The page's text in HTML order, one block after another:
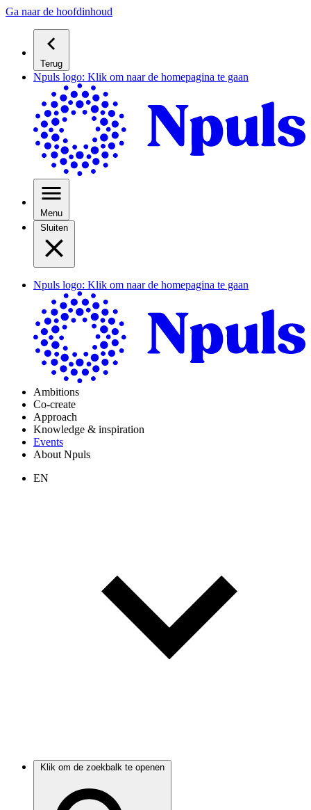
Ga naar de hoofdinhoud
Terug
Npuls logo: Klik om naar de homepagina te gaan
Menu
Sluiten
Npuls logo: Klik om naar de homepagina te gaan
Ambitions
Co-create
Approach
Knowledge & inspiration
Events
About Npuls
EN
Klik om de zoekbalk te openen